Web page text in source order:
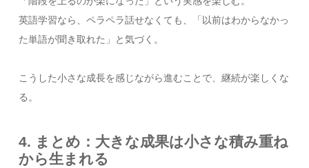
英語学習なら、ペラペラ話せなくても、「以前はわからなかっ
た単語が聞き取れた」と気づく。
こうした小さな成長を感じながら進むことで、継続が楽しくな
る。
4. まとめ：大きな成果は小さな積み重ね
から生まれる